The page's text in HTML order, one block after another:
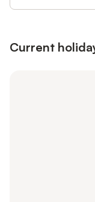
Current